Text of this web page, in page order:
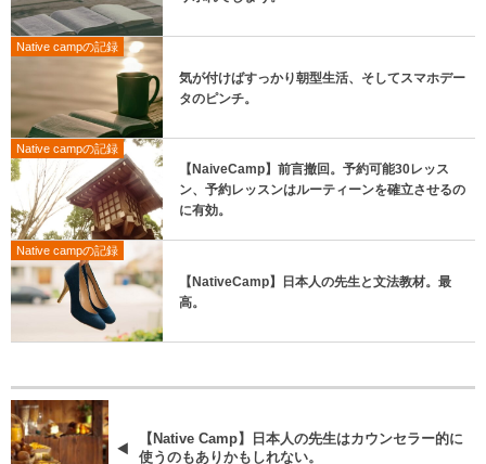
Native campの記録
気が付けばすっかり朝型生活、そしてスマホデー
タのピンチ。
Native campの記録
【NaiveCamp】前言撤回。予約可能30レッス
ン、予約レッスンはルーティーンを確立させるの
に有効。
Native campの記録
【NativeCamp】日本人の先生と文法教材。最
高。
【Native Camp】日本人の先生はカウンセラー的に
使うのもありかもしれない。